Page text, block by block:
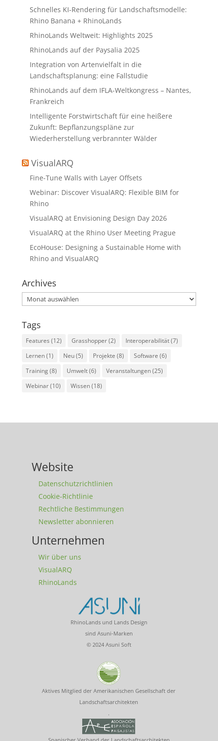
Schnelles KI-Rendering für Landschaftsmodelle:
Rhino Banana + RhinoLands
RhinoLands Weltweit: Highlights 2025
RhinoLands auf der Paysalia 2025
Integration von Artenvielfalt in die
Landschaftsplanung: eine Fallstudie
RhinoLands auf dem IFLA-Weltkongress – Nantes,
Frankreich
Intelligente Forstwirtschaft für eine heißere
Zukunft: Bepflanzungspläne zur
Wiederherstellung verbrannter Wälder
VisualARQ
Fine-Tune Walls with Layer Offsets
Webinar: Discover VisualARQ: Flexible BIM for
Rhino
VisualARQ at Envisioning Design Day 2026
VisualARQ at the Rhino User Meeting Prague
EcoHouse: Designing a Sustainable Home with
Rhino and VisualARQ
Archives
Archives
Tags
Features (12) Grasshopper(2) Interoperabilität(7)
Lernen(1) Neu(5) Projekte (8) Software (6)
Training(8) Umwelt(6) Veranstaltungen(25)
Webinar(10) Wissen(18)
Website
Datenschutzrichtlinien
Cookie-Richtlinie
Rechtliche Bestimmungen
Newsletter abonnieren
Unternehmen
Wir über uns
VisualARQ
RhinoLands
RhinoLands und Lands Design
sind Asuni-Marken
© 2024 Asuni Soft
Aktives Mitglied der Amerikanischen Gesellschaft der
Landschaftsarchitekten
.